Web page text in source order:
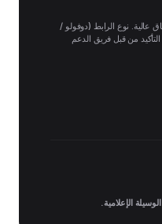
نوع الرابط (دوفولو /
من قبل فريق الدعم
الإعلامية.